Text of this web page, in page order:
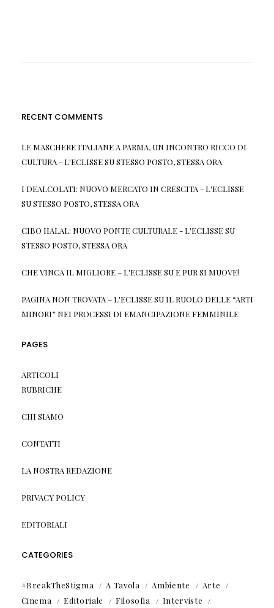
RECENT COMMENTS
LE MASCHERE ITALIANE A PARMA, UN INCONTRO RICCO DI
CULTURA - L'ECLISSESUSTESSO POSTO, STESSA ORA
I DEALCOLATI: NUOVO MERCATO IN CRESCITA - L'ECLISSE
SUSTESSO POSTO, STESSA ORA
CIBO HALAL: NUOVO PONTE CULTURALE - L'ECLISSESU
STESSO POSTO, STESSA ORA
CHE VINCA IL MIGLIORE – L'ECLISSESU E PUR SI MUOVE!
PAGINA NON TROVATA – L'ECLISSESU IL RUOLO DELLE “ARTI
MINORI” NEI PROCESSI DI EMANCIPAZIONE FEMMINILE
PAGES
ARTICOLI
RUBRICHE
CHI SIAMO
CONTATTI
LA NOSTRA REDAZIONE
PRIVACY POLICY
EDITORIALI
CATEGORIES
#BreakTheStigma A Tavola Ambiente
Arte
Cinema
Editoriale Filosofia Interviste